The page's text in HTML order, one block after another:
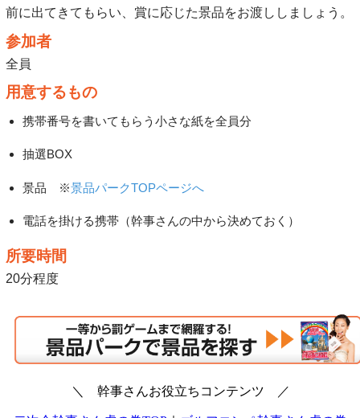
前に出てきてもらい、賞に応じた景品をお渡ししましょう。
参加者
全員
用意するもの
携帯番号を書いてもらう小さな紙を全員分
抽選BOX
景品 ※景品パークTOPページへ
電話を掛ける携帯（幹事さんの中から決めておく）
所要時間
20分程度